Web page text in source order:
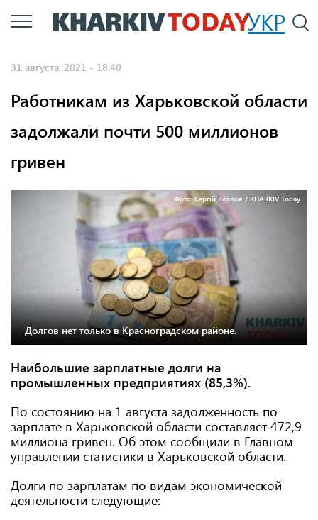
Перейти
к
УКР
31 августа, 2021 - 18:40
Работникам из Харьковской области
задолжали почти 500 миллионов
гривен
Фото: Сергій Козлов / KHARKIV Today
Долгов нет только в Красноградском районе.
Наибольшие зарплатные долги на
промышленных предприятиях (85,3%).
По состоянию на 1 августа задолженность по
зарплате в Харьковской области составляет 472,9
миллиона гривен. Об этом сообщили в Главном
управлении статистики в Харьковской области.
Долги по зарплатам по видам экономической
деятельности следующие: